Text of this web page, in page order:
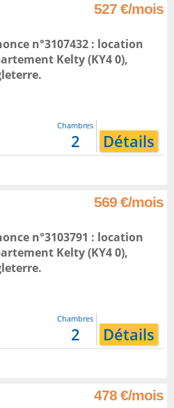
527 €/mois
n°3107432 : location
Kelty(KY4 0),
.
Chambres
2 Détails
569 €/mois
n°3103791 : location
Kelty(KY4 0),
.
Chambres
2 Détails
478 €/mois